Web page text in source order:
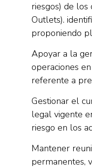
riesgos) de los
Outlets).
proponiendo
Apoyar a la
operaciones
referente a
Gestionar el
legal vigente
riesgo en los
Mantener
permanentes,